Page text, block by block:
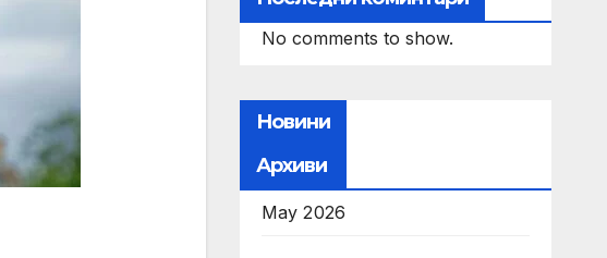
No comments to show.
Новини
Архиви
May 2026